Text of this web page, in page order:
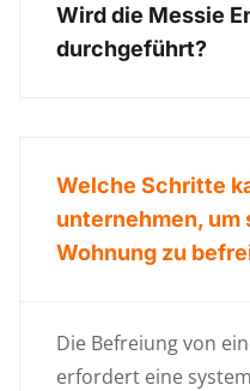
Wird die Messie
durchgeführt?
Welche Schritte
unternehmen, um
Wohnung zu
Die Befreiung von
erfordert eine